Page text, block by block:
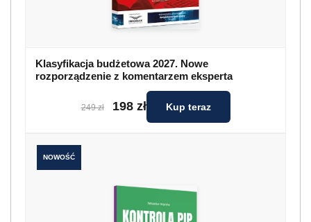
Klasyfikacja budżetowa 2027. Nowe
rozporządzenie z komentarzem eksperta
249 zł 198 zł Kup teraz
NOWOŚĆ